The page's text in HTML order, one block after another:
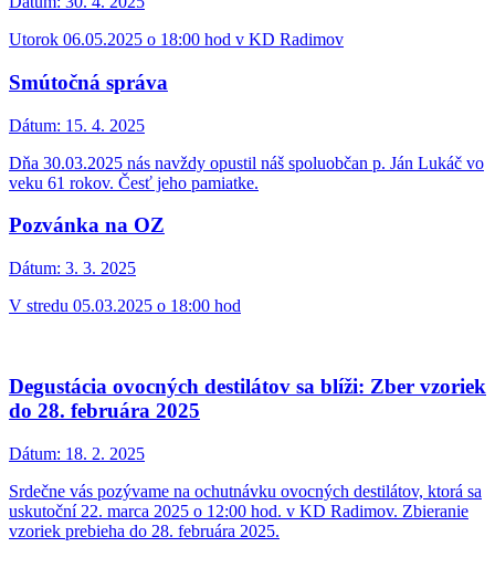
Utorok 06.05.2025 o 18:00 hod v KD Radimov
Smútočná správa
Dátum: 15. 4. 2025
Dňa 30.03.2025 nás navždy opustil náš spoluobčan p. Ján Lukáč vo
veku 61 rokov. Česť jeho pamiatke.
Pozvánka na OZ
Dátum: 3. 3. 2025
V stredu 05.03.2025 o 18:00 hod
Degustácia ovocných destilátov sa blíži: Zber vzoriek
do 28. februára 2025
Dátum: 18. 2. 2025
Srdečne vás pozývame na ochutnávku ovocných destilátov, ktorá sa
uskutoční 22. marca 2025 o 12:00 hod. v KD Radimov. Zbieranie
vzoriek prebieha do 28. februára 2025.